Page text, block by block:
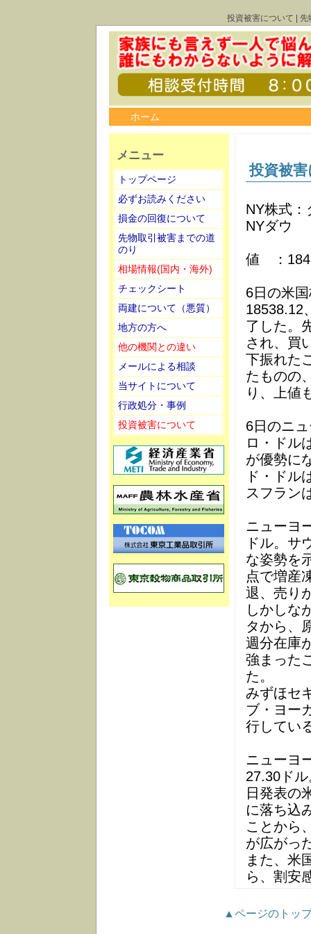
投資被害について |
ホーム
投資被
NY株式：
NYダウ
値 ：
6日の米
18538.12
了した。
され、買
下振れた
たものの
り、上値
6日のニ
ロ・ドル
が優勢に
ド・ドル
スフラン
ニューヨ
ドル。サ
な姿勢を
点で増産
退、売り
しかしな
タから、
週分在庫
強まった
た。
みずほセ
ブ・ヨー
行してい
ニューヨ
27.30ド
日発表の
に落ち込
ことから
が広がっ
また、米
ら、割安
メニュー
トップページ
必ずお読みください
損金の回復について
先物取引被害までの道
のり
相場情報(国内・海外)
チェックシート
両建について（悪質）
地方の方へ
他の機関との違い
メールによる相談
当サイトについて
行政処分・事例
投資被害について
▲ページのトッ